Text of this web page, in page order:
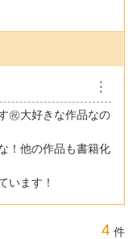
︙
㊗️大好きな作品なの
！他の作品も書籍化
います！
4 件